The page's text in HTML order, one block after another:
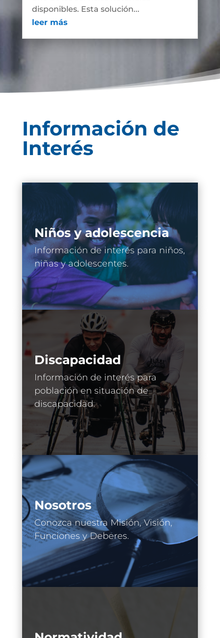
disponibles. Esta solución...
leer más
Información de
Interés
Niños y adolescencia
Información de interés para niños,
niñas y adolescentes.
Discapacidad
Información de interés para
población en situación de
discapacidad.
Nosotros
Conozca nuestra Misión, Visión,
Funciones y Deberes.